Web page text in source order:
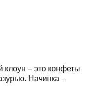
– это конфеты
Начинка –